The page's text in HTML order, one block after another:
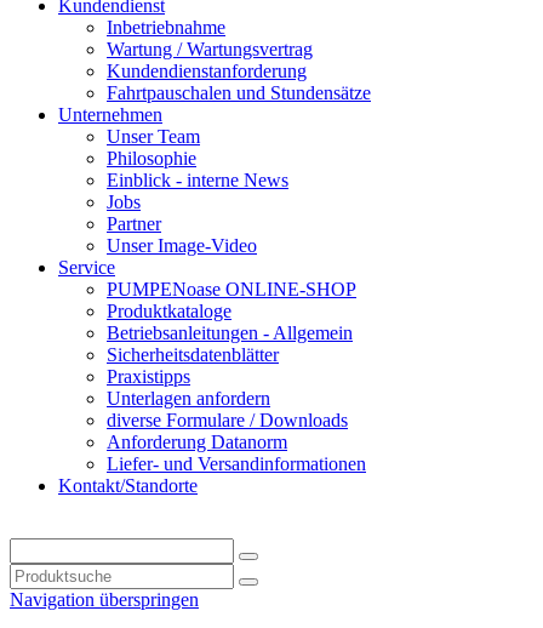
Kundendienst
Inbetriebnahme
Wartung / Wartungsvertrag
Kundendienstanforderung
Fahrtpauschalen und Stundensätze
Unternehmen
Unser Team
Philosophie
Einblick - interne News
Jobs
Partner
Unser Image-Video
Service
PUMPENoase ONLINE-SHOP
Produktkataloge
Betriebsanleitungen - Allgemein
Sicherheitsdatenblätter
Praxistipps
Unterlagen anfordern
diverse Formulare / Downloads
Anforderung Datanorm
Liefer- und Versandinformationen
Kontakt/Standorte
Navigation überspringen